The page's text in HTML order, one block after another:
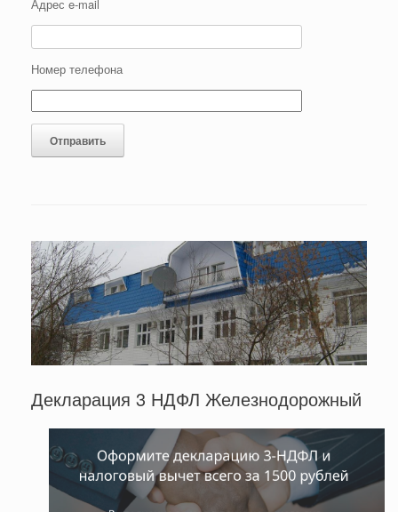
Адрес e-mail
Номер телефона
Декларация 3 НДФЛ Железнодорожный